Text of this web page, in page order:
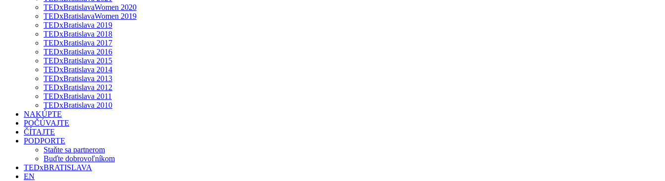
TEDxBratislavaWomen 2020
TEDxBratislavaWomen 2019
TEDxBratislava 2019
TEDxBratislava 2018
TEDxBratislava 2017
TEDxBratislava 2016
TEDxBratislava 2015
TEDxBratislava 2014
TEDxBratislava 2013
TEDxBratislava 2012
TEDxBratislava 2011
TEDxBratislava 2010
NAKÚPTE
POČÚVAJTE
ČÍTAJTE
PODPORTE
Staňte sa partnerom
Buďte dobrovoľníkom
TEDxBRATISLAVA
EN